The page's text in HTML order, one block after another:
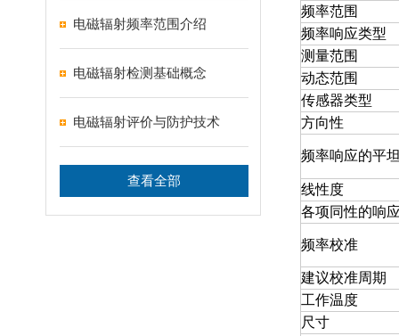
电磁辐射频率范围介绍
电磁辐射检测基础概念
电磁辐射评价与防护技术
查看全部
频率范围
频率响应类型
测量范围
动态范围
传感器类型
方向性
频率响应的平
线性度
各项同性的响
频率校准
建议校准周期
工作温度
尺寸